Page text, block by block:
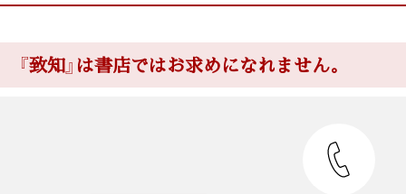
『致知』は書店ではお求めになれません。